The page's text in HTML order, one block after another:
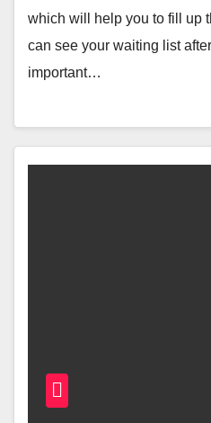
which will help you to fill up
can see your waiting list
important…